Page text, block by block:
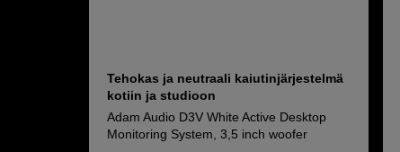
Tehokas ja neutraali kaiutinjärjestelmä
kotiin ja studioon
Adam Audio D3V White Active Desktop
Monitoring System, 3,5 inch woofer